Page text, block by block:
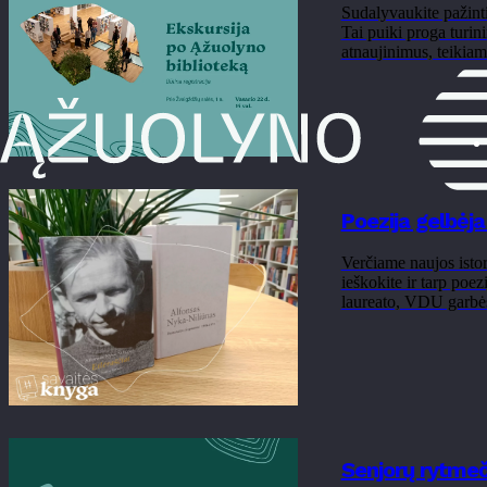
Sudalyvaukite
Tai puiki proga
atnaujinimus,
Poezija
Verčiame naujos
ieškokite ir tarp
laureato, VDU
Senjorų